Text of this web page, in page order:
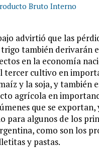
Bruto Interno
advirtió que las
también derivarán
en la economía
tercer cultivo en
y la soja, y también
agrícola en
que se exportan,
para algunos de los
como son los
y pastas.